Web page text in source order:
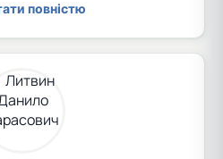
повністю